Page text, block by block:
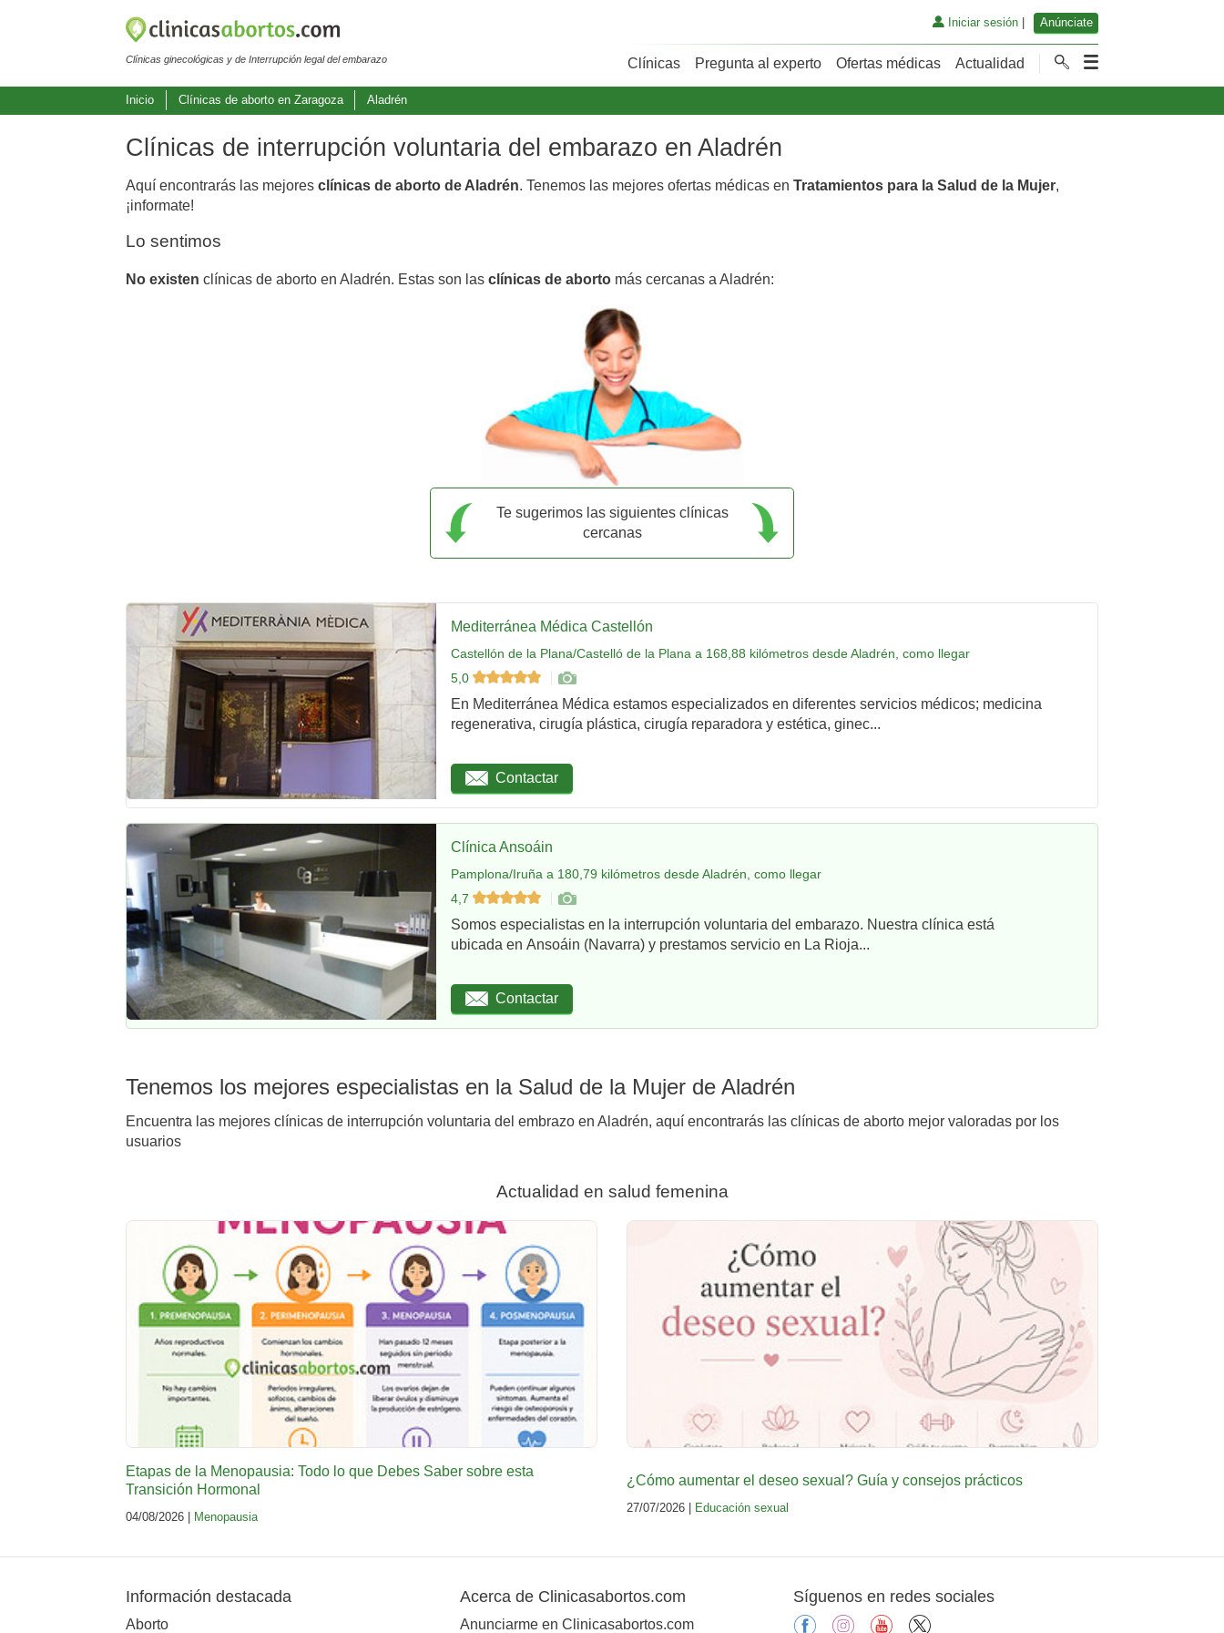
Clínicas ginecológicas y de Interrupción legal del embarazo
Iniciar sesión| Anúnciate
Clínicas Pregunta al experto Ofertas médicas Actualidad
Inicio Clínicas de aborto en Zaragoza Aladrén
Clínicas de interrupción voluntaria del embarazo en Aladrén
Aquí encontrarás las mejores clínicas de aborto de Aladrén. Tenemos las mejores ofertas médicas en Tratamientos para la Salud de la Mujer,
¡informate!
Lo sentimos
No existen clínicas de aborto en Aladrén. Estas son las clínicas de aborto más cercanas a Aladrén:
Te sugerimos las siguientes clínicas
cercanas
Mediterránea Médica Castellón
Castellón de la Plana/Castelló de la Plana a 168,88 kilómetros desde Aladrén, como llegar
5,0
En Mediterránea Médica estamos especializados en diferentes servicios médicos; medicina
regenerativa, cirugía plástica, cirugía reparadora y estética, ginec...
Contactar
Clínica Ansoáin
Pamplona/Iruña a 180,79 kilómetros desde Aladrén, como llegar
4,7
Somos especialistas en la interrupción voluntaria del embarazo. Nuestra clínica está
ubicada en Ansoáin (Navarra) y prestamos servicio en La Rioja...
Contactar
Tenemos los mejores especialistas en la Salud de la Mujer de Aladrén
Encuentra las mejores clínicas de interrupción voluntaria del embrazo en Aladrén, aquí encontrarás las clínicas de aborto mejor valoradas por los
usuarios
Actualidad en salud femenina
Etapas de la Menopausia: Todo lo que Debes Saber sobre esta
Transición Hormonal
04/08/2026 | Menopausia
¿Cómo aumentar el deseo sexual? Guía y consejos prácticos
27/07/2026 | Educación sexual
Información destacada
Aborto
Acerca de Clinicasabortos.com
Anunciarme en Clinicasabortos.com
Síguenos en redes sociales
facebookinstagramyoutube